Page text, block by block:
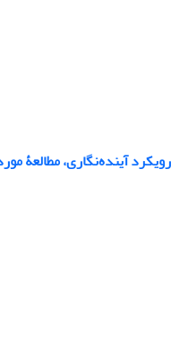
آینده‌نگاری، مطالعۀ